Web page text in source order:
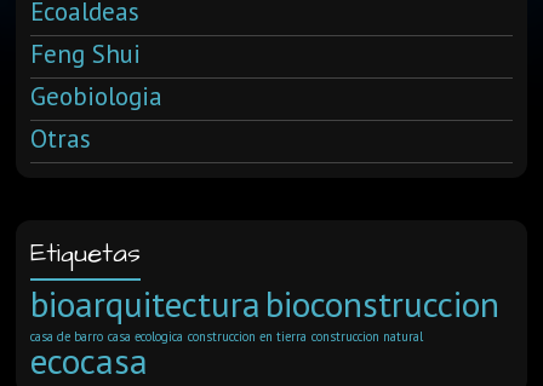
Ecoaldeas
Feng Shui
Geobiologia
Otras
Etiquetas
bioarquitectura bioconstruccion
casa de barro casa ecologica construccion en tierra construccion natural
ecocasa